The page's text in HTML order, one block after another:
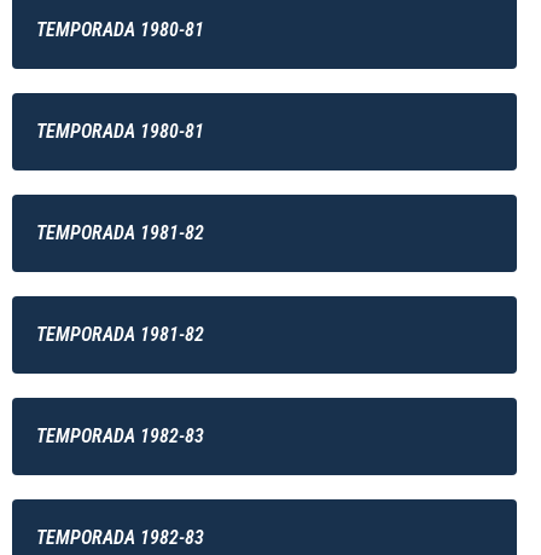
TEMPORADA 1980-81
TEMPORADA 1980-81
TEMPORADA 1981-82
TEMPORADA 1981-82
TEMPORADA 1982-83
TEMPORADA 1982-83